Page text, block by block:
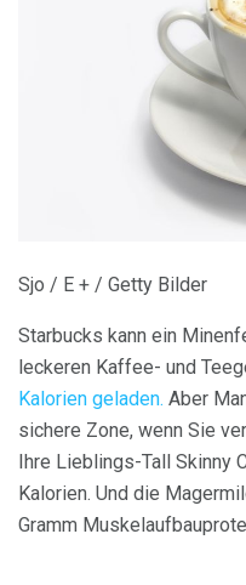
Sjo / E + / Getty Bilder
Starbucks kann ein
leckeren Kaffee- und
Kalorien geladen. Aber
sichere Zone, wenn Sie
Ihre Lieblings-Tall Skinny
Kalorien. Und die
Gramm